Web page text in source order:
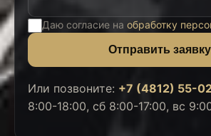
Даю согласие на обработку
Отправить заявку
Или позвоните: +7 (4812) 55-
8:00-18:00, сб 8:00-17:00, вс